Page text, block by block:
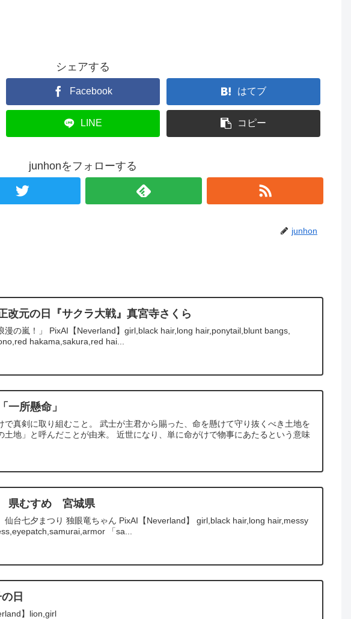
シェアする
Facebook はてブ
LINE コピー
junhonをフォローする
junhon
元の日『サクラ大戦』真宮寺さくら
漫の嵐！」 PixAI【Neverland】girl,black hair,long hair,ponytail,blunt bangs,
hakama,sakura,red hai...
一所懸命」
で真剣に取り組むこと。 武士が主君から賜った、命を懸けて守り抜くべき土地を
土地」と呼んだことが由来。 近世になり、単に命がけで物事にあたるという意味
県むすめ 宮城県
台七夕まつり 独眼竜ちゃん PixAI【Neverland】 girl,black hair,long hair,messy
「sa...
日
】lion,girl